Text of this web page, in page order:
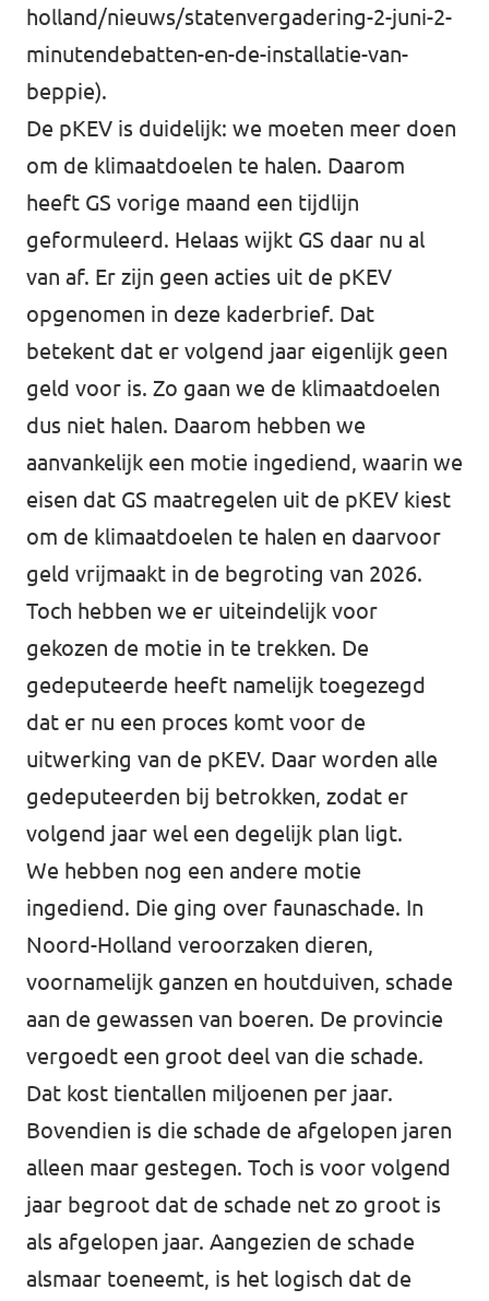
holland/nieuws/statenvergadering-2-juni-2-
minutendebatten-en-de-installatie-van-
beppie).
De pKEV is duidelijk: we moeten meer doen
om de klimaatdoelen te halen. Daarom
heeft GS vorige maand een tijdlijn
geformuleerd. Helaas wijkt GS daar nu al
van af. Er zijn geen acties uit de pKEV
opgenomen in deze kaderbrief. Dat
betekent dat er volgend jaar eigenlijk geen
geld voor is. Zo gaan we de klimaatdoelen
dus niet halen. Daarom hebben we
aanvankelijk een motie ingediend, waarin we
eisen dat GS maatregelen uit de pKEV kiest
om de klimaatdoelen te halen en daarvoor
geld vrijmaakt in de begroting van 2026.
Toch hebben we er uiteindelijk voor
gekozen de motie in te trekken. De
gedeputeerde heeft namelijk toegezegd
dat er nu een proces komt voor de
uitwerking van de pKEV. Daar worden alle
gedeputeerden bij betrokken, zodat er
volgend jaar wel een degelijk plan ligt.
We hebben nog een andere motie
ingediend. Die ging over faunaschade. In
Noord-Holland veroorzaken dieren,
voornamelijk ganzen en houtduiven, schade
aan de gewassen van boeren. De provincie
vergoedt een groot deel van die schade.
Dat kost tientallen miljoenen per jaar.
Bovendien is die schade de afgelopen jaren
alleen maar gestegen. Toch is voor volgend
jaar begroot dat de schade net zo groot is
als afgelopen jaar. Aangezien de schade
alsmaar toeneemt, is het logisch dat de